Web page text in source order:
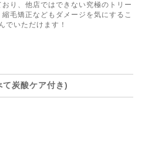
り、他店ではできない究極のトリー
毛矯正などもダメージを気にするこ
でいただけます！
炭酸ケア付き)